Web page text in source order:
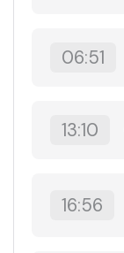
06:51
13:10
16:56